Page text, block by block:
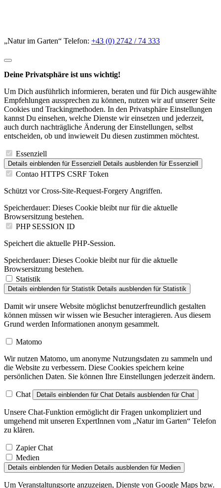
„Natur im Garten“ Telefon: +43 (0) 2742 / 74 333
Deine Privatsphäre ist uns wichtig!
Um Dich ausführlich informieren, beraten und für Dich ausgewählte
Empfehlungen aussprechen zu können, nutzen wir auf unserer Seite
Cookies und Trackingmethoden. In den Privatsphäre Einstellungen
kannst Du einsehen, welche Dienste wir einsetzen und jederzeit,
auch durch nachträgliche Änderung der Einstellungen, selbst
entscheiden, ob und inwieweit Du diesen zustimmen möchtest.
Essenziell
Details einblenden für Essenziell Details ausblenden für Essenziell
Contao HTTPS CSRF Token
Schützt vor Cross-Site-Request-Forgery Angriffen.
Speicherdauer: Dieses Cookie bleibt nur für die aktuelle
Browsersitzung bestehen.
PHP SESSION ID
Speichert die aktuelle PHP-Session.
Speicherdauer: Dieses Cookie bleibt nur für die aktuelle
Browsersitzung bestehen.
Statistik
Details einblenden für Statistik Details ausblenden für Statistik
Damit wir unsere Website möglichst benutzerfreundlich gestalten
können müssen wir wissen wie Besucher interagieren. Aus diesem
Grund werden Informationen anonym gesammelt.
Matomo
Wir nutzen Matomo, um anonyme Nutzungsdaten zu sammeln und
die Website zu verbessern. Diese Cookies speichern keine
persönlichen Daten. Sie können Ihre Einstellungen jederzeit ändern.
Chat Details einblenden für Chat Details ausblenden für Chat
Unsere Chat-Funktion ermöglicht dir Fragen unkompliziert und
umgehend mit unseren ExpertInnen vom „Natur im Garten“ Telefon
zu klären.
Zapier Chat
Medien
Details einblenden für Medien Details ausblenden für Medien
Um Veranstaltungsorte anzuzeigen, Dienste von Google Maps bzw.